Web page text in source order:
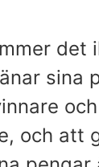
det
sina
och att